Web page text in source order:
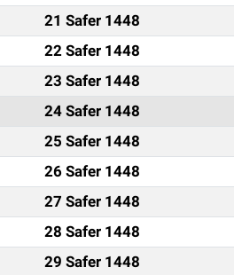
21 Safer 1448
22 Safer 1448
23 Safer 1448
24 Safer 1448
25 Safer 1448
26 Safer 1448
27 Safer 1448
28 Safer 1448
29 Safer 1448